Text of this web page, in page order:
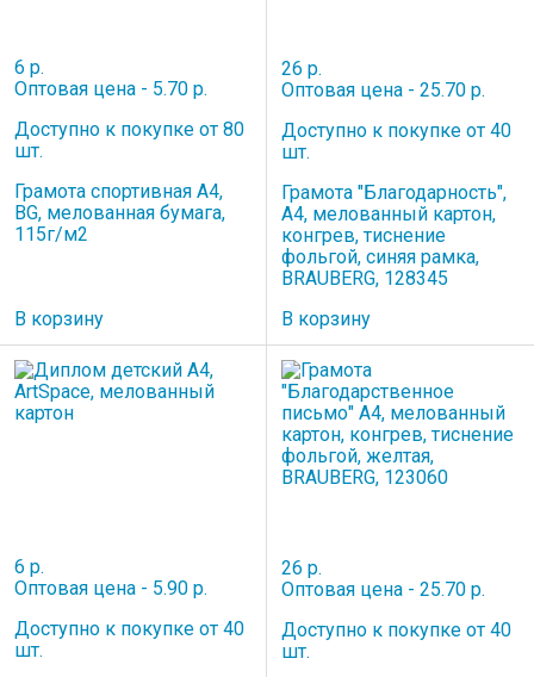
6 р.
Оптовая цена - 5.70 р.
Доступно к покупке от 80
шт.
Грамота спортивная А4,
BG, мелованная бумага,
115г/м2
В корзину
26 р.
Оптовая цена - 25.70 р.
Доступно к покупке от 40
шт.
Грамота "Благодарность",
А4, мелованный картон,
конгрев, тиснение
фольгой, синяя рамка,
BRAUBERG, 128345
В корзину
6 р.
Оптовая цена - 5.90 р.
Доступно к покупке от 40
шт.
26 р.
Оптовая цена - 25.70 р.
Доступно к покупке от 40
шт.